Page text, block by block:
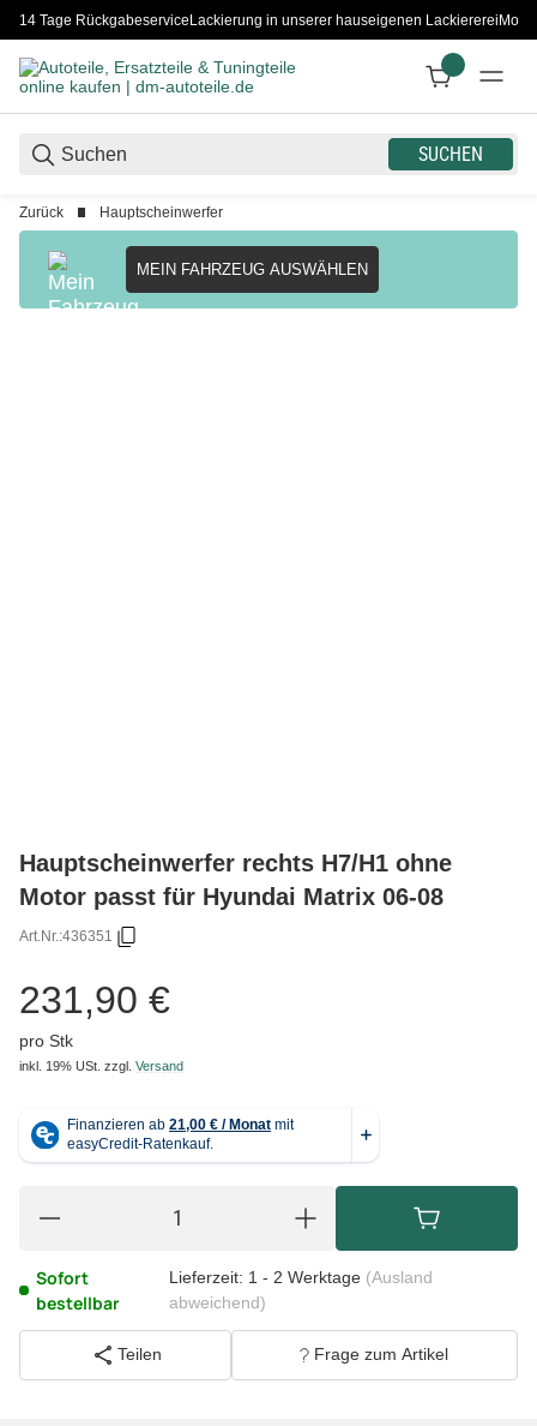
14 Tage RückgabeserviceLackierung in unserer hauseigenen Lackiererei
SUCHEN
Zurück Hauptscheinwerfer
MEIN FAHRZEUG AUSWÄHLEN
Hauptscheinwerfer rechts H7/H1 ohne
Motor passt für Hyundai Matrix 06-08
Art.Nr.:436351
231,90 €
pro Stk
inkl. 19% USt. zzgl. Versand
Sofort
bestellbar
Lieferzeit: 1 - 2 Werktage (Ausland
abweichend)
Teilen Frage zum Artikel